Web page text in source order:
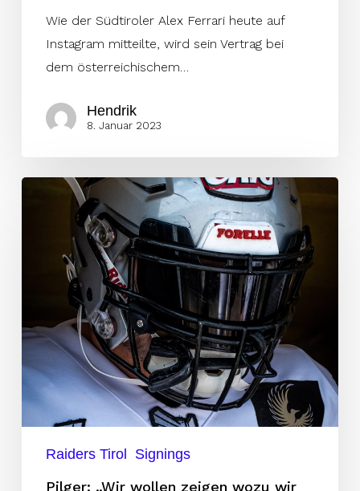
Wie der Südtiroler Alex Ferrari heute auf
Instagram mitteilte, wird sein Vertrag bei
dem österreichischem…
Hendrik
8. Januar 2023
fähig
sind“
Raiders Tirol Signings
Pilger: „Wir wollen zeigen wozu wir